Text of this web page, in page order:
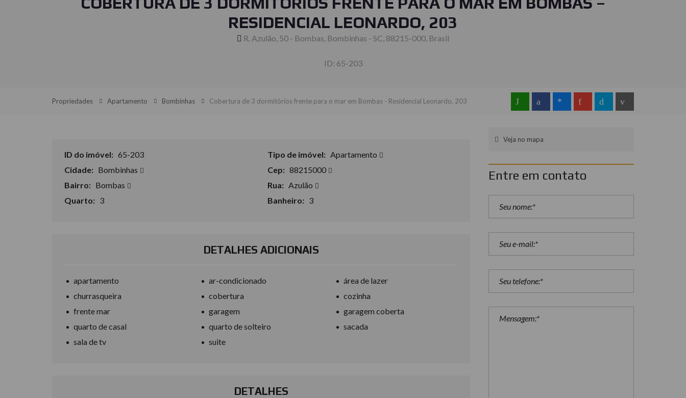
RESIDENCIAL LEONARDO, 203
R. Azulão, 50 - Bombas, Bombinhas - SC, 88215-000, Brasil
ID: 65-203
Propriedades Apartamento Bombinhas Cobertura de 3 dormitórios frente para o mar em Bombas - Residencial Leonardo, 203
ID do imóvel: 65-203 Tipo de imóvel: Apartamento
Cidade: Bombinhas Cep: 88215000
Bairro: Bombas Rua: Azulão
Quarto: 3 Banheiro: 3
DETALHES ADICIONAIS
apartamento ar-condicionado
área de lazer
churrasqueira
cobertura
cozinha
frente mar
garagem
garagem coberta
quarto de casal
quarto de solteiro
sacada
sala de tv
suite
DETALHES
Veja no mapa
Entre em contato